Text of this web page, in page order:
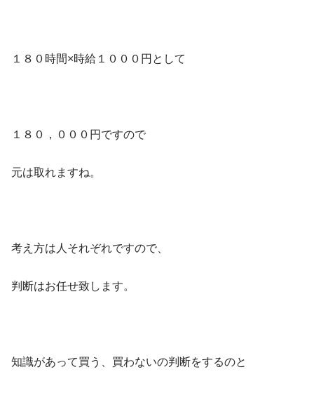
１８０時間×時給１０００円として
１８０，０００円ですので
元は取れますね。
考え方は人それぞれですので、
判断はお任せ致します。
知識があって買う、買わないの判断をするのと